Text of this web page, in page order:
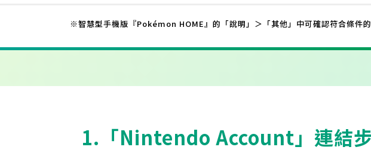
※智慧型手機版『Pokémon HOME』的「說明」＞「其他」中可確認符合條件
1.「Nintendo Account」連結